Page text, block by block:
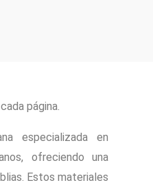
página.
especializada en
ofreciendo una
Estos materiales